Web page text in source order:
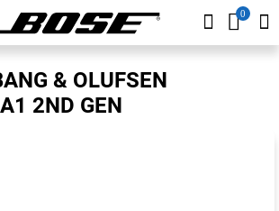
0
& OLUFSEN
2ND GEN